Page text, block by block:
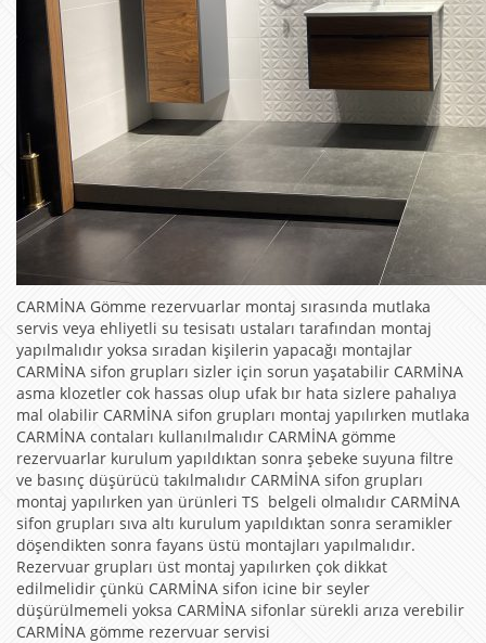
CARMİNA Gömme rezervuarlar montaj sırasında mutlaka
servis veya ehliyetli su tesisatı ustaları tarafından montaj
yapılmalıdır yoksa sıradan kişilerin yapacağı montajlar
CARMİNA sifon grupları sizler için sorun yaşatabilir CARMİNA
asma klozetler cok hassas olup ufak bır hata sizlere pahalıya
mal olabilir CARMİNA sifon grupları montaj yapılırken mutlaka
CARMİNA contaları kullanılmalıdır CARMİNA gömme
rezervuarlar kurulum yapıldıktan sonra şebeke suyuna filtre
ve basınç düşürücü takılmalıdır CARMİNA sifon grupları
montaj yapılırken yan ürünleri TS belgeli olmalıdır CARMİNA
sifon grupları sıva altı kurulum yapıldıktan sonra seramikler
döşendikten sonra fayans üstü montajları yapılmalıdır.
Rezervuar grupları üst montaj yapılırken çok dikkat
edilmelidir çünkü CARMİNA sifon icine bir seyler
düşürülmemeli yoksa CARMİNA sifonlar sürekli arıza verebilir
CARMİNA gömme rezervuar servisi